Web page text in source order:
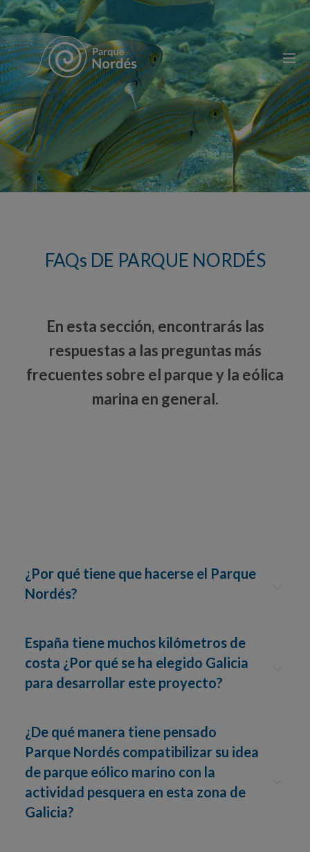
FAQs DE PARQUE NORDÉS
En esta sección, encontrarás las
respuestas a las preguntas más
frecuentes sobre el parque y la eólica
marina en general.
¿Por qué tiene que hacerse el Parque
Nordés?
España tiene muchos kilómetros de
costa ¿Por qué se ha elegido Galicia
para desarrollar este proyecto?
¿De qué manera tiene pensado
Parque Nordés compatibilizar su idea
de parque eólico marino con la
actividad pesquera en esta zona de
Galicia?